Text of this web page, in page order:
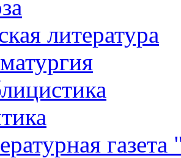
литература